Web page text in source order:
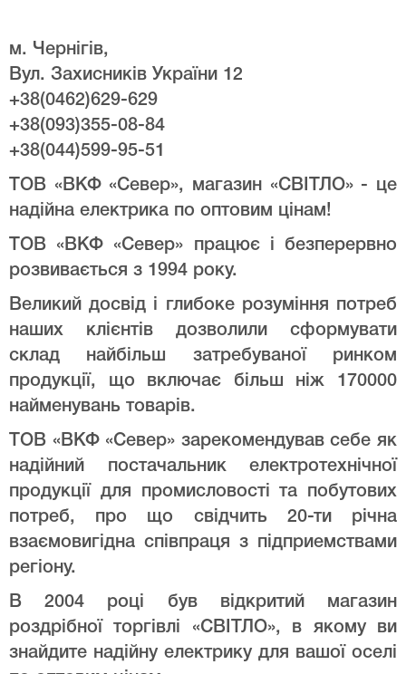
м. Чернігів,
Вул. Захисників України 12
+38(0462)629-629
+38(093)355-08-84
+38(044)599-95-51
ТОВ «ВКФ «Север», магазин «СВІТЛО» - це
надійна електрика по оптовим цінам!
ТОВ «ВКФ «Север» працює і безперервно
розвивається з 1994 року.
Великий досвід і глибоке розуміння потреб
наших клієнтів дозволили сформувати
склад найбільш затребуваної ринком
продукції, що включає більш ніж 170000
найменувань товарів.
ТОВ «ВКФ «Север» зарекомендував себе як
надійний постачальник електротехнічної
продукції для промисловості та побутових
потреб, про що свідчить 20-ти річна
взаємовигідна співпраця з підприемствами
регіону.
В 2004 році був відкритий магазин
роздрібної торгівлі «СВІТЛО», в якому ви
знайдите надійну електрику для вашої оселі